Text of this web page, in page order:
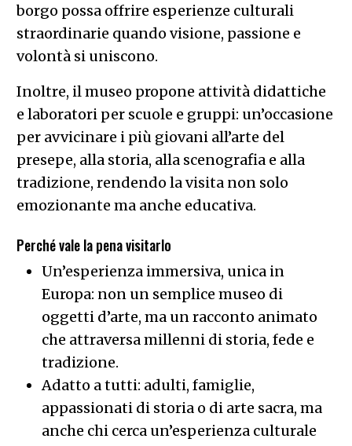
borgo possa offrire esperienze culturali
straordinarie quando visione, passione e
volontà si uniscono.
Inoltre, il museo propone attività didattiche
e laboratori per scuole e gruppi: un’occasione
per avvicinare i più giovani all’arte del
presepe, alla storia, alla scenografia e alla
tradizione, rendendo la visita non solo
emozionante ma anche educativa.
Perché vale la pena visitarlo
Un’esperienza immersiva, unica in
Europa: non un semplice museo di
oggetti d’arte, ma un racconto animato
che attraversa millenni di storia, fede e
tradizione.
Adatto a tutti: adulti, famiglie,
appassionati di storia o di arte sacra, ma
anche chi cerca un’esperienza culturale